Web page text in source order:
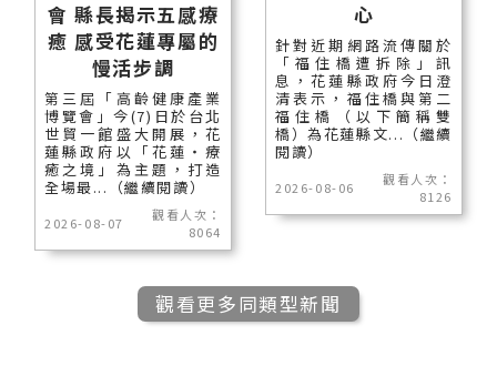
會 縣長揭示五感療
癒 感受花蓮專屬的
慢活步調
第三屆「高齡健康產業
博覽會」今(7)日於台北
世貿一館盛大開展，花
蓮縣政府以「花蓮‧療
癒之境」為主題，打造
全場最...（繼續閱讀）
2026-08-07
觀看人次：
8064
心
針對近期網路流傳關於
「福住橋遭拆除」訊
息，花蓮縣政府今日澄
清表示，福住橋與第二
福住橋（以下簡稱雙
橋）為花蓮縣文...（繼續
閱讀）
2026-08-06
觀看人次：
8126
觀看更多同類型新聞